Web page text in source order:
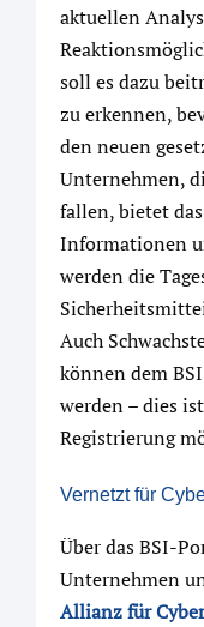
aktuellen
soll es dazu
zu erkennen,
den neuen
Unternehmen,
fallen, bietet
Informationen
werden die
Auch
können dem
werden – dies
Registrierung
Vernetzt für
Über das BSI-
Unternehmen
Allianz für